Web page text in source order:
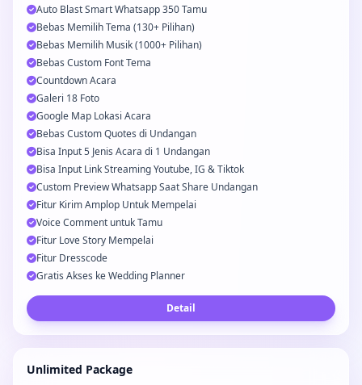
Auto Blast Smart Whatsapp 350 Tamu
Bebas Memilih Tema (130+ Pilihan)
Bebas Memilih Musik (1000+ Pilihan)
Bebas Custom Font Tema
Countdown Acara
Galeri 18 Foto
Google Map Lokasi Acara
Bebas Custom Quotes di Undangan
Bisa Input 5 Jenis Acara di 1 Undangan
Bisa Input Link Streaming Youtube, IG & Tiktok
Custom Preview Whatsapp Saat Share Undangan
Fitur Kirim Amplop Untuk Mempelai
Voice Comment untuk Tamu
Fitur Love Story Mempelai
Fitur Dresscode
Gratis Akses ke Wedding Planner
Detail
Unlimited Package